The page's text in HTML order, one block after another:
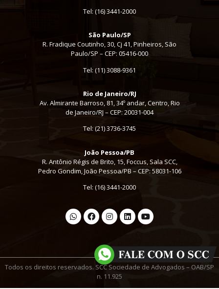
Tel: (16) 3441-2000
São Paulo/SP
R. Fradique Coutinho, 30, Cj 41, Pinheiros, São
Paulo/SP – CEP: 05416-000
Tel: (11) 3088-9361
Rio de Janeiro/RJ
Av. Almirante Barroso, 81, 34º andar, Centro, Rio
de Janeiro/RJ – CEP: 20031-004
Tel: (21) 3736-3745
João Pessoa/PB
R. Antônio Régis de Brito, 15, Foccus, Sala SCC,
Pedro Gondim, João Pessoa/PB – CEP: 58031-106
Tel: (16) 3441-2000
Todos os direitos reservados. SCC Sociedade de Advogados – OAB/SP
n. 11.925